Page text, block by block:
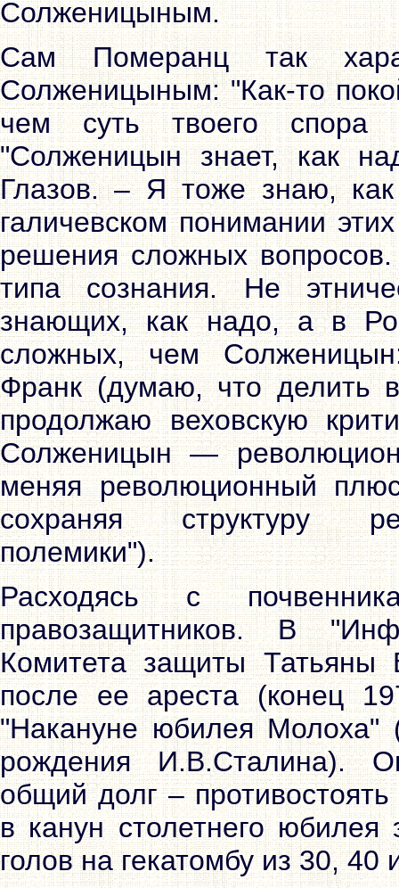
Солженицыным.
Сам Померанц так
Солженицыным: "Как-то
чем суть твоего
"Солженицын знает, как
Глазов. – Я тоже знаю,
галичевском понимании
решения сложных
типа сознания. Не
знающих, как надо, а в
сложных, чем
Франк (думаю, что делить
продолжаю веховскую
Солженицын —
меняя революционный
сохраняя структуру
полемики").
Расходясь с
правозащитников. В
Комитета защиты Татьяны
после ее ареста (конец
"Накануне юбилея Молоха"
рождения И.В.Сталина).
общий долг –
в канун столетнего
голов на гекатомбу из 30,